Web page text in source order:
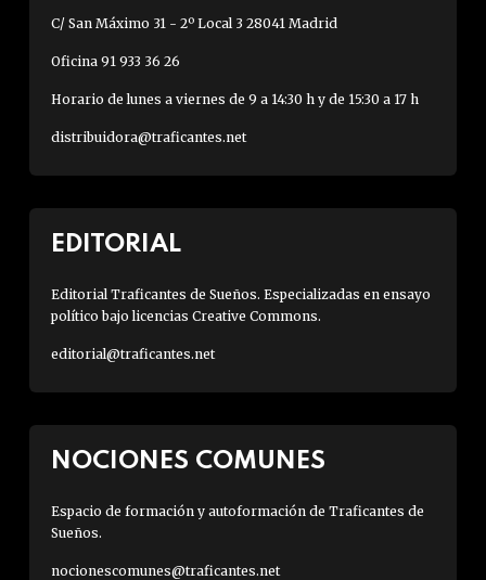
C/ San Máximo 31 - 2º Local 3 28041 Madrid
Oficina 91 933 36 26
Horario de lunes a viernes de 9 a 14:30 h y de 15:30 a 17 h
distribuidora@traficantes.net
EDITORIAL
Editorial Traficantes de Sueños. Especializadas en ensayo
político bajo licencias Creative Commons.
editorial@traficantes.net
NOCIONES COMUNES
Espacio de formación y autoformación de Traficantes de
Sueños.
nocionescomunes@traficantes.net